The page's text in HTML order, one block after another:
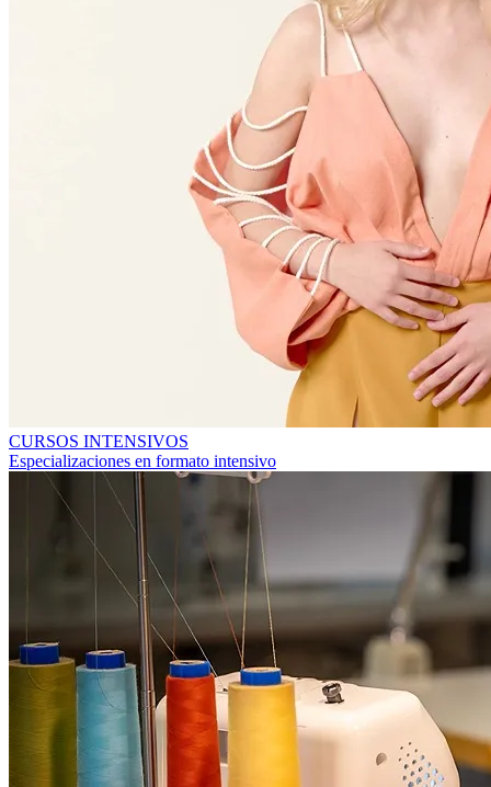
CURSOS INTENSIVOS
Especializaciones en formato intensivo